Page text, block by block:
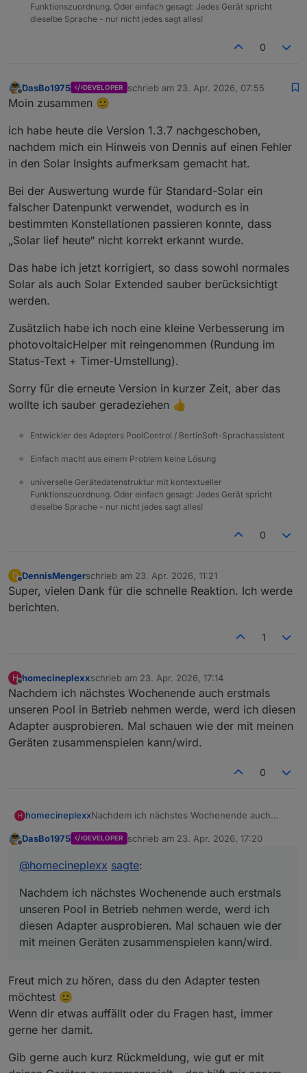
Funktionszuordnung. Oder einfach gesagt: Jedes Gerät spricht
dieselbe Sprache - nur nicht jedes sagt alles!
0
Offline
DasBo1975 DEVELOPER schrieb am 23. Apr. 2026, 07:55
zuletzt editiert von
Moin zusammen 🙂
ich habe heute die Version 1.3.7 nachgeschoben,
nachdem mich ein Hinweis von Dennis auf einen Fehler
in den Solar Insights aufmerksam gemacht hat.
Bei der Auswertung wurde für Standard-Solar ein
falscher Datenpunkt verwendet, wodurch es in
bestimmten Konstellationen passieren konnte, dass
„Solar lief heute“ nicht korrekt erkannt wurde.
Das habe ich jetzt korrigiert, so dass sowohl normales
Solar als auch Solar Extended sauber berücksichtigt
werden.
Zusätzlich habe ich noch eine kleine Verbesserung im
photovoltaicHelper mit reingenommen (Rundung im
Status-Text + Timer-Umstellung).
Sorry für die erneute Version in kurzer Zeit, aber das
wollte ich sauber geradeziehen 👍
Entwickler des Adapters PoolControl / BertinSoft-Sprachassistent
Einfach macht aus einem Problem keine Lösung
universelle Gerätedatenstruktur mit kontextueller
Funktionszuordnung. Oder einfach gesagt: Jedes Gerät spricht
dieselbe Sprache - nur nicht jedes sagt alles!
0
D DennisMengerschrieb am 23. Apr. 2026, 11:21
zuletzt editiert von
Super, vielen Dank für die schnelle Reaktion. Ich werde
berichten.
1
H
Offline
homecineplexxschrieb am 23. Apr. 2026, 17:14
zuletzt editiert von
Nachdem ich nächstes Wochenende auch erstmals
unseren Pool in Betrieb nehmen werde, werd ich diesen
Adapter ausprobieren. Mal schauen wie der mit meinen
Geräten zusammenspielen kann/wird.
0
H homecineplexxNachdem ich nächstes Wochenende auch
werde, werd ich diesen Adapter ausprobieren.
zusammenspielen kann/wird.
DasBo1975 DEVELOPER schrieb am 23. Apr. 2026, 17:20
zuletzt editiert von
@homecineplexx sagte:
Nachdem ich nächstes Wochenende auch erstmals
unseren Pool in Betrieb nehmen werde, werd ich
diesen Adapter ausprobieren. Mal schauen wie der
mit meinen Geräten zusammenspielen kann/wird.
Freut mich zu hören, dass du den Adapter testen
möchtest 🙂
Wenn dir etwas auffällt oder du Fragen hast, immer
gerne her damit.
Gib gerne auch kurz Rückmeldung, wie gut er mit